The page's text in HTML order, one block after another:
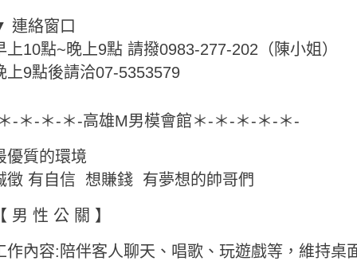
連絡窗口
上10點~晚上9點 請撥0983-277-202（陳小姐）
上9點後請洽07-5353579
-＊-＊-＊-高雄M男模會館＊-＊-＊-＊-＊-
優質的環境
徵 有自信 想賺錢 有夢想的帥哥們
【 男 性 公 關 】
作內容:陪伴客人聊天、唱歌、玩遊戲等，維持桌